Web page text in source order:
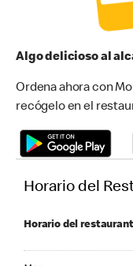
Algo delicioso al
Ordena ahora con
recógelo en el
Horario del
Horario del